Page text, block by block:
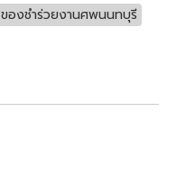
ของชำร่วยงานศพนนทบุรี